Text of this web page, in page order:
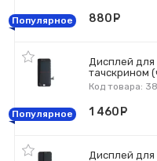
Популярное 880
Дисплей для
тачскрином
Код товара:
Популярное 1 460
Дисплей для